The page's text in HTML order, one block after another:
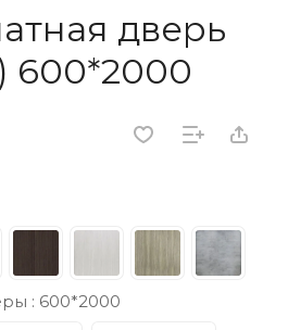
дверь
600*2000
: 600*2000